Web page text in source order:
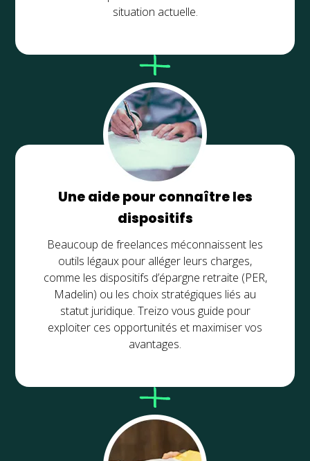
situation actuelle.
Une aide pour connaître les
dispositifs
Beaucoup de freelances méconnaissent les
outils légaux pour alléger leurs charges,
comme les dispositifs d’épargne retraite (PER,
Madelin) ou les choix stratégiques liés au
statut juridique. Treizo vous guide pour
exploiter ces opportunités et maximiser vos
avantages.